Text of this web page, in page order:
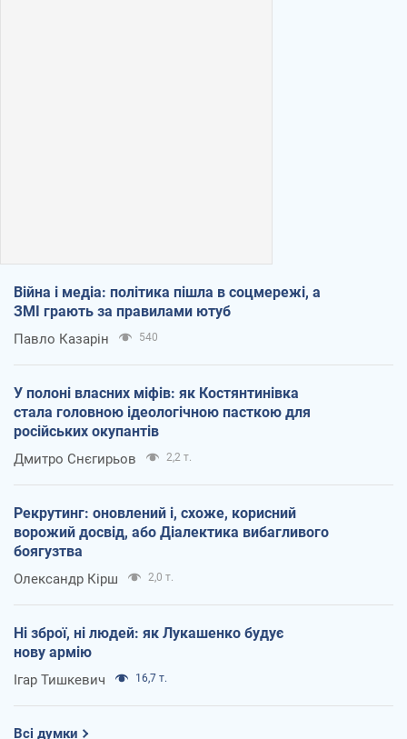
Війна і медіа: політика пішла в соцмережі, а
ЗМІ грають за правилами ютуб
Павло Казарін 540
У полоні власних міфів: як Костянтинівка
стала головною ідеологічною пасткою для
російських окупантів
Дмитро Снєгирьов 2,2 т.
Рекрутинг: оновлений і, схоже, корисний
ворожий досвід, або Діалектика вибагливого
боягузтва
Олександр Кірш 2,0 т.
Ні зброї, ні людей: як Лукашенко будує
нову армію
Ігар Тишкевич 16,7 т.
Всі думки